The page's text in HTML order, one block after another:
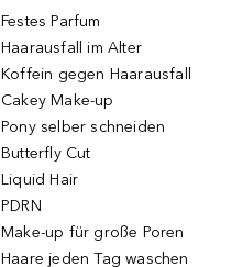
Festes Parfum
Haarausfall im Alter
Koffein gegen Haarausfall
Cakey Make-up
Pony selber schneiden
Butterfly Cut
Liquid Hair
PDRN
Make-up für große Poren
Haare jeden Tag waschen